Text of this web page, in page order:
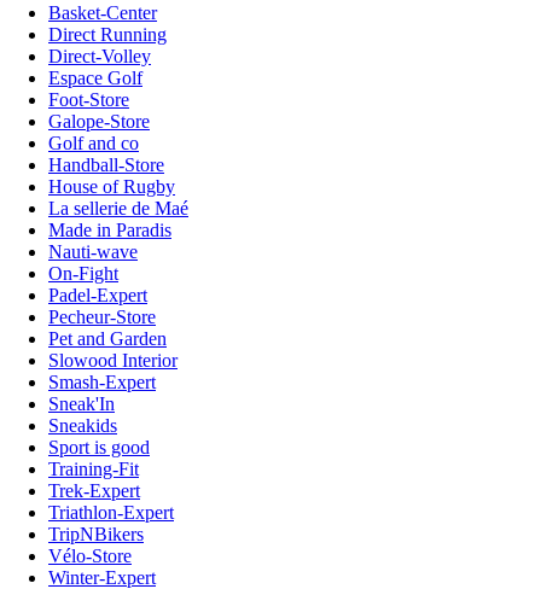
Basket-Center
Direct Running
Direct-Volley
Espace Golf
Foot-Store
Galope-Store
Golf and co
Handball-Store
House of Rugby
La sellerie de Maé
Made in Paradis
Nauti-wave
On-Fight
Padel-Expert
Pecheur-Store
Pet and Garden
Slowood Interior
Smash-Expert
Sneak'In
Sneakids
Sport is good
Training-Fit
Trek-Expert
Triathlon-Expert
TripNBikers
Vélo-Store
Winter-Expert